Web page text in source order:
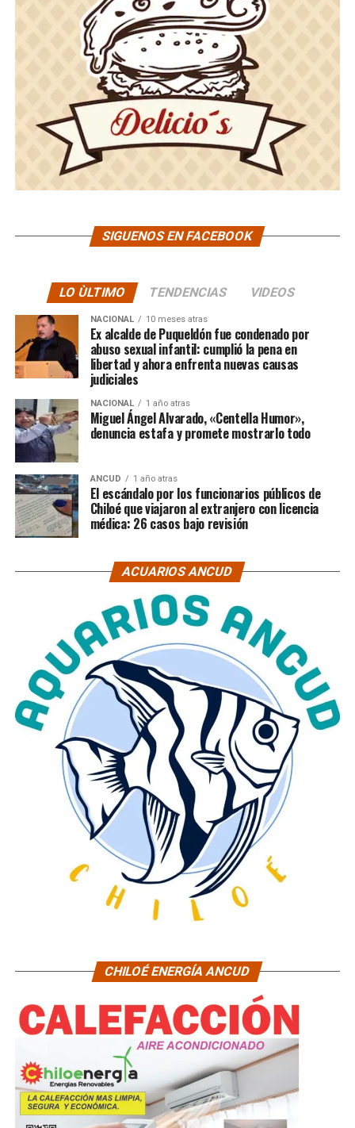
SIGUENOS EN FACEBOOK
LO ÙLTIMO TENDENCIAS VIDEOS
NACIONAL 10 meses atras
Ex alcalde de Puqueldón fue condenado por
abuso sexual infantil: cumplió la pena en
libertad y ahora enfrenta nuevas causas
judiciales
NACIONAL 1 año atras
Miguel Ángel Alvarado, «Centella Humor»,
denuncia estafa y promete mostrarlo todo
ANCUD 1 año atras
El escándalo por los funcionarios públicos de
Chiloé que viajaron al extranjero con licencia
médica: 26 casos bajo revisión
ACUARIOS ANCUD
CHILOÉ ENERGÍA ANCUD